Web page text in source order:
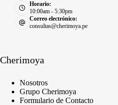
Horario:
10:00am - 5:30pm
Correo electrónico:
consultas@cherimoya.pe
Cherimoya
Nosotros
Grupo Cherimoya
Formulario de Contacto